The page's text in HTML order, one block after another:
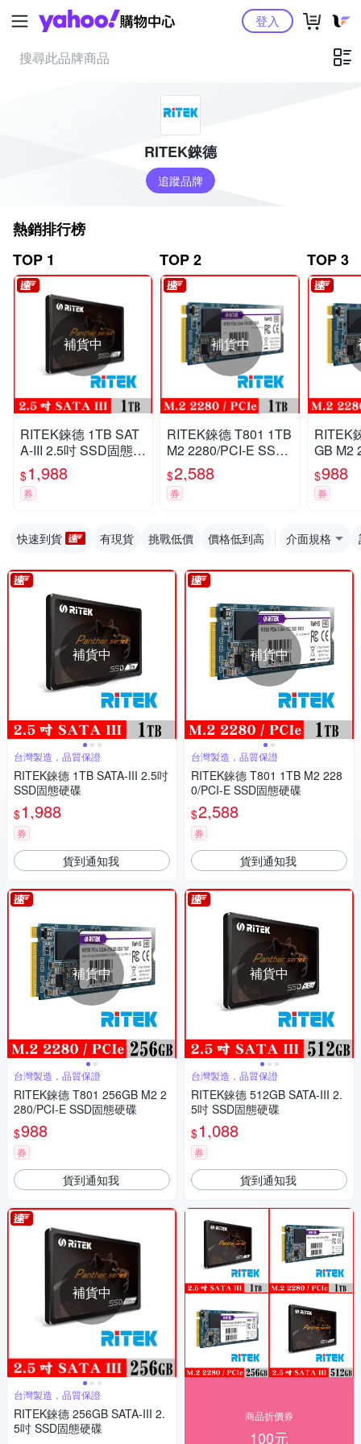
Yahoo購物中心登入
RITEK錸德
追蹤品牌
熱銷排行榜
TOP 1
補貨中
RITEK錸德 1TB SAT
A-III 2.5吋 SSD固態硬
碟
$1,988
券
TOP 2
補貨中
RITEK錸德 T801 1TB
M2 2280/PCI-E SSD
固態硬碟
$2,588
券
TOP 3
RITEK
GB M2
SD固
$988
券
快速到貨 有現貨 挑戰低價 價格低到高 介面規格
補貨中
台灣製造，品質保證
RITEK錸德 1TB SATA-III 2.5吋
SSD固態硬碟
$1,988
券
貨到通知我
補貨中
台灣製造，品質保證
RITEK錸德 T801 256GB M2 2
280/PCI-E SSD固態硬碟
$988
券
貨到通知我
補貨中
台灣製造，品質保證
RITEK錸德 256GB SATA-III 2.
5吋 SSD固態硬碟
補貨中
台灣製造，品質保證
RITEK錸德 T801 1TB M2 228
0/PCI-E SSD固態硬碟
$2,588
券
貨到通知我
補貨中
台灣製造，品質保證
RITEK錸德 512GB SATA-III 2.
5吋 SSD固態硬碟
$1,088
券
貨到通知我
商品折價券
100元